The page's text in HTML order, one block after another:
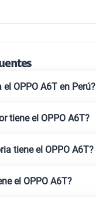
OPPO A6T en Perú?
tiene el OPPO A6T?
tiene el OPPO A6T?
el OPPO A6T?